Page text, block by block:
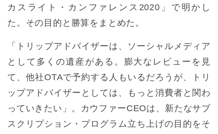
カスライト・カンファレンス2020」で明かし
た。その目的と勝算をまとめた。
「トリップアドバイザーは、ソーシャルメディア
として多くの遺産がある。膨大なレビューを見
て、他社OTAで予約する人もいるだろうが、トリ
ップアドバイザーとしては、もっと消費者と関わ
っていきたい」。カウファーCEOは、新たなサブ
スクリプション・プログラム立ち上げの目的をそ